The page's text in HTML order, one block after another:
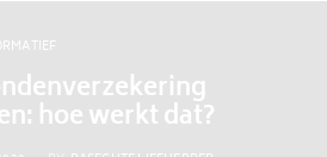
hoe werkt dat?